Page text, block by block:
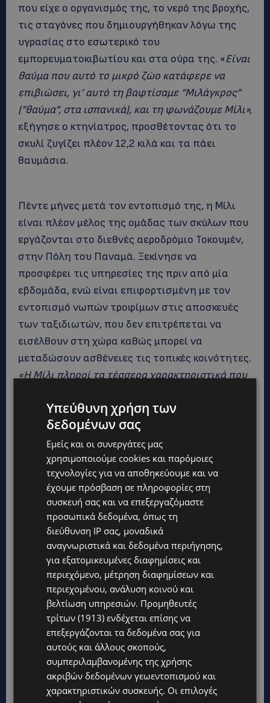
που είχε ο οργανισμός της, το νερό της βροχής,
τις σταγόνες που δημιουργήθηκαν λόγω της
υγρασίας στο εσωτερικό του
εμπορευματοκιβωτίου και στα ούρα της. «Είναι
θαύμα που αυτό το μικρό ζώο κατάφερε να
επιβιώσει, γι’ αυτό τη βαφτίσαμε “Μιλάγκρος”
(“θαύμα”, στα ισπανικά), και τη φωνάζουμε Μίλι»,
εξήγησε ο κτηνίατρος, προσθέτοντας ότι το
σκυλί ζυγίζει πλέον 12,2 κιλά και τα πάει
θαυμάσια.
Πέντε μήνες μετά τον εντοπισμό της, η Μίλι
είναι πλέον μέλος της ομάδας των σκύλων που
εργάζονται στο διεθνές αεροδρόμιο Τοκουμέν,
στην Πόλη του Παναμά. Ξεκίνησε να
προσφέρει τις υπηρεσίες της πριν από μία
εβδομάδα, ενώ είναι επιφορτισμένη με τον
εντοπισμό νωπών τροφίμων στις αποσκευές
των ταξιδιωτών, που δεν επιτρέπεται να
εισέλθουν στη χώρα καθώς μπορεί να
μεταδώσουν ασθένειες τις τοπικές κοινότητες.
«Η Μίλι πληροί τα τέσσερα χαρακτηριστικά που
στην ομάδα: φιλική, υπάκουη στους ανθρώπους,
παιχνιδιάρα και με καλή όρεξη»,
εκπαιδευτής της Εντγάρδο Αγκίρε.
Η σκυλίτσα, που κινείται με σβελτάδα ανάμεσα
στις αποσκευές για να εντοπίσει ύποπτες
οσμές, ήδη βρήκε την πρώτη της εβδομάδα μια
βαλίτσα που περιείχε σπόρους, φρούτα και
αλλαντικά. «Είναι ένα σκάνερ που δεν κοστίζει
ακριβά», θα πει ο κτηνίατρος Τουριγιάτσι.
«Μόνο τροφή και την αγάπη που της δίνουμε».
Υπεύθυνη χρήση των
δεδομένων σας
Εμείς και οι συνεργάτες μας
χρησιμοποιούμε cookies και παρόμοιες
τεχνολογίες για να αποθηκεύουμε και να
έχουμε πρόσβαση σε πληροφορίες στη
συσκευή σας και να επεξεργαζόμαστε
προσωπικά δεδομένα, όπως τη
διεύθυνση IP σας, μοναδικά
αναγνωριστικά και δεδομένα περιήγησης,
για εξατομικευμένες διαφημίσεις και
περιεχόμενο, μέτρηση διαφημίσεων και
περιεχομένου, ανάλυση κοινού και
βελτίωση υπηρεσιών. Προμηθευτές
τρίτων (1913) ενδέχεται επίσης να
επεξεργάζονται τα δεδομένα σας για
αυτούς και άλλους σκοπούς,
συμπεριλαμβανομένης της χρήσης
ακριβών δεδομένων γεωεντοπισμού και
χαρακτηριστικών συσκευής. Οι επιλογές